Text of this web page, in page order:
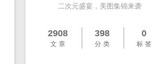
二次元盛宴，美图集锦来袭
2908
文 章
398
分 类
0
标 签